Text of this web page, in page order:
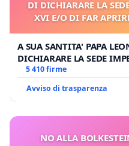
DI DICHIARARE LA
XVI E/O DI FAR
A SUA SANTITA' PAPA
DICHIARARE LA SEDE
E/O DI FAR APRIRE IL
5 410 firme
Avviso di trasparenza
NO ALLA